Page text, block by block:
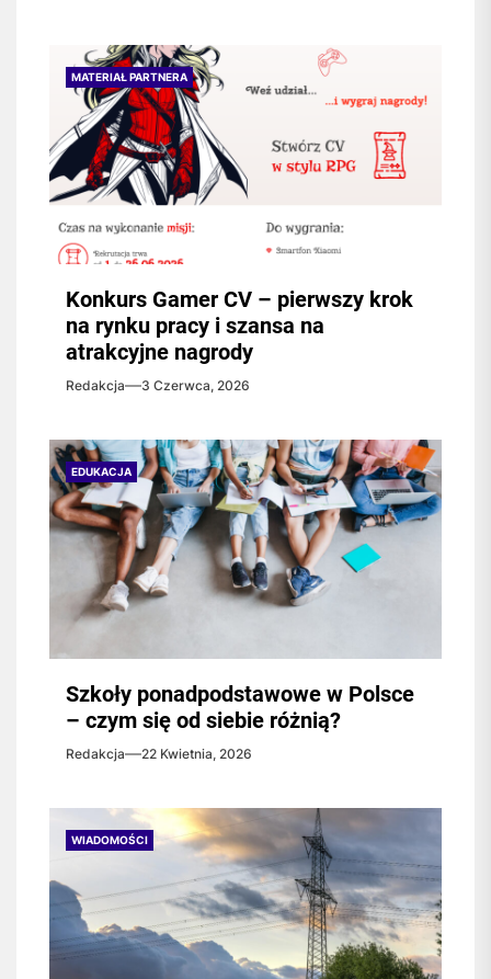
MATERIAŁ PARTNERA
Konkurs Gamer CV – pierwszy krok
na rynku pracy i szansa na
atrakcyjne nagrody
Redakcja 3 Czerwca, 2026
EDUKACJA
Szkoły ponadpodstawowe w Polsce
– czym się od siebie różnią?
Redakcja 22 Kwietnia, 2026
WIADOMOŚCI